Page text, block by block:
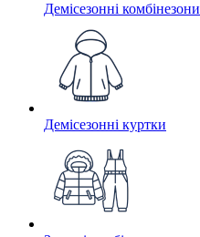
Демісезонні комбінезони
Демісезонні куртки